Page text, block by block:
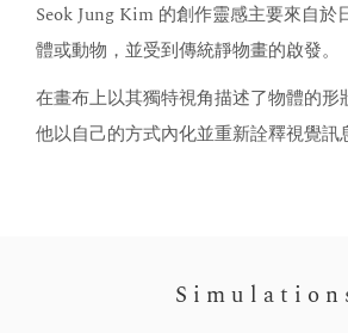
Seok Jung Kim 的創作靈感主要來自於
體或動物，並受到傳統靜物畫的啟發。
在畫布上以其獨特視角描述了物體的形
他以自己的方式內化並重新詮釋視覺訊